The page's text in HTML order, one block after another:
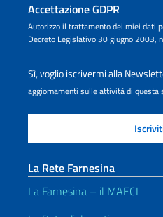
Accettazione GDPR
Autorizzo il trattamento dei miei dati
Decreto Legislativo 30 giugno 2003,
Sì, voglio iscrivermi alla
aggiornamenti sulle attività di questa
La Rete Farnesina
La Farnesina – il MAECI